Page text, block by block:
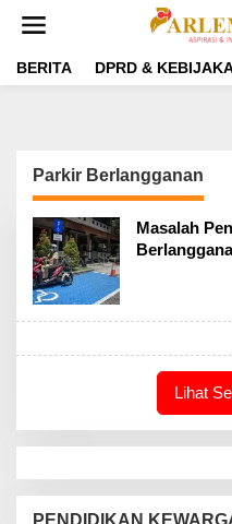
t
BERITA DPRD &
Parkir Berlangganan
Masalah
Lihat
PENDIDIKAN